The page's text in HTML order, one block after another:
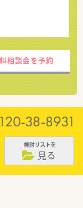
相談会を予約
検討リストを
見る